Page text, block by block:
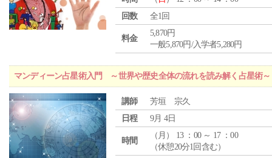
回数
全1回
料金
5,870円
一般5,870円/入学者5,280円
マンディーン占星術入門 ～世界や歴史全体の流れを読み解く占星術～
講師
芳垣 宗久
日程
9月 4日
時間
（ 月 ） 13 ：00 ～ 17 ：00
（休憩20分1回含む）